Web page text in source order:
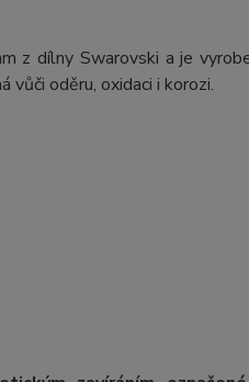
z dílny Swarovski a je
vůči oděru, oxidaci i korozi.